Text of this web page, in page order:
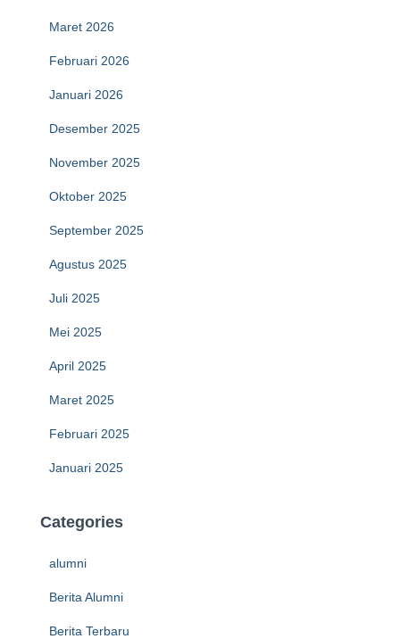
Maret 2026
Februari 2026
Januari 2026
Desember 2025
November 2025
Oktober 2025
September 2025
Agustus 2025
Juli 2025
Mei 2025
April 2025
Maret 2025
Februari 2025
Januari 2025
Categories
alumni
Berita Alumni
Berita Terbaru